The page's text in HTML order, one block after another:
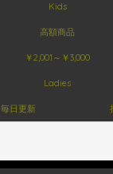
Kids
高額商品
￥2,001～￥3,000
Ladies
日更新